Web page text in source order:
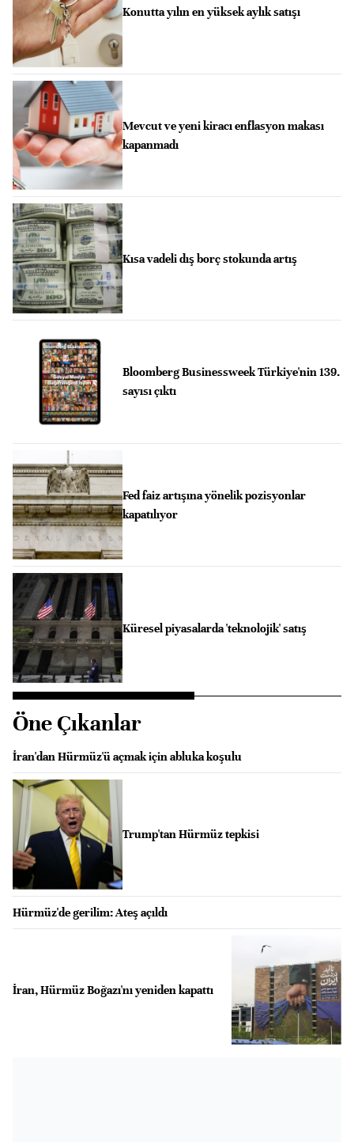
Konutta yılın en yüksek aylık satışı
Mevcut ve yeni kiracı enflasyon makası
kapanmadı
Kısa vadeli dış borç stokunda artış
Bloomberg Businessweek Türkiye'nin 139.
sayısı çıktı
Fed faiz artışına yönelik pozisyonlar
kapatılıyor
Küresel piyasalarda 'teknolojik' satış
Öne Çıkanlar
İran'dan Hürmüz'ü açmak için abluka koşulu
Trump'tan Hürmüz tepkisi
Hürmüz'de gerilim: Ateş açıldı
İran, Hürmüz Boğazı'nı yeniden kapattı